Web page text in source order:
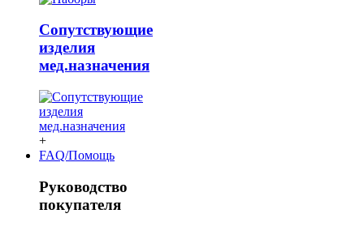
Сопутствующие
изделия
мед.назначения
+
FAQ/Помощь
Руководство
покупателя